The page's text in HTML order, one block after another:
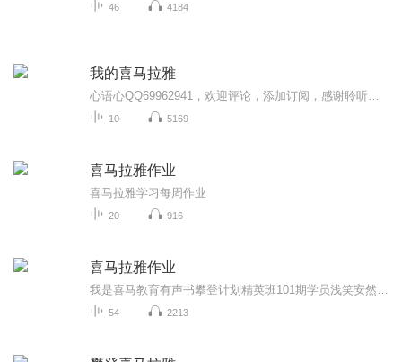
46 4184
我的喜马拉雅
10 5169
喜马拉雅作业
喜马拉雅学习每周作业
20 916
喜马拉雅作业
54 2213